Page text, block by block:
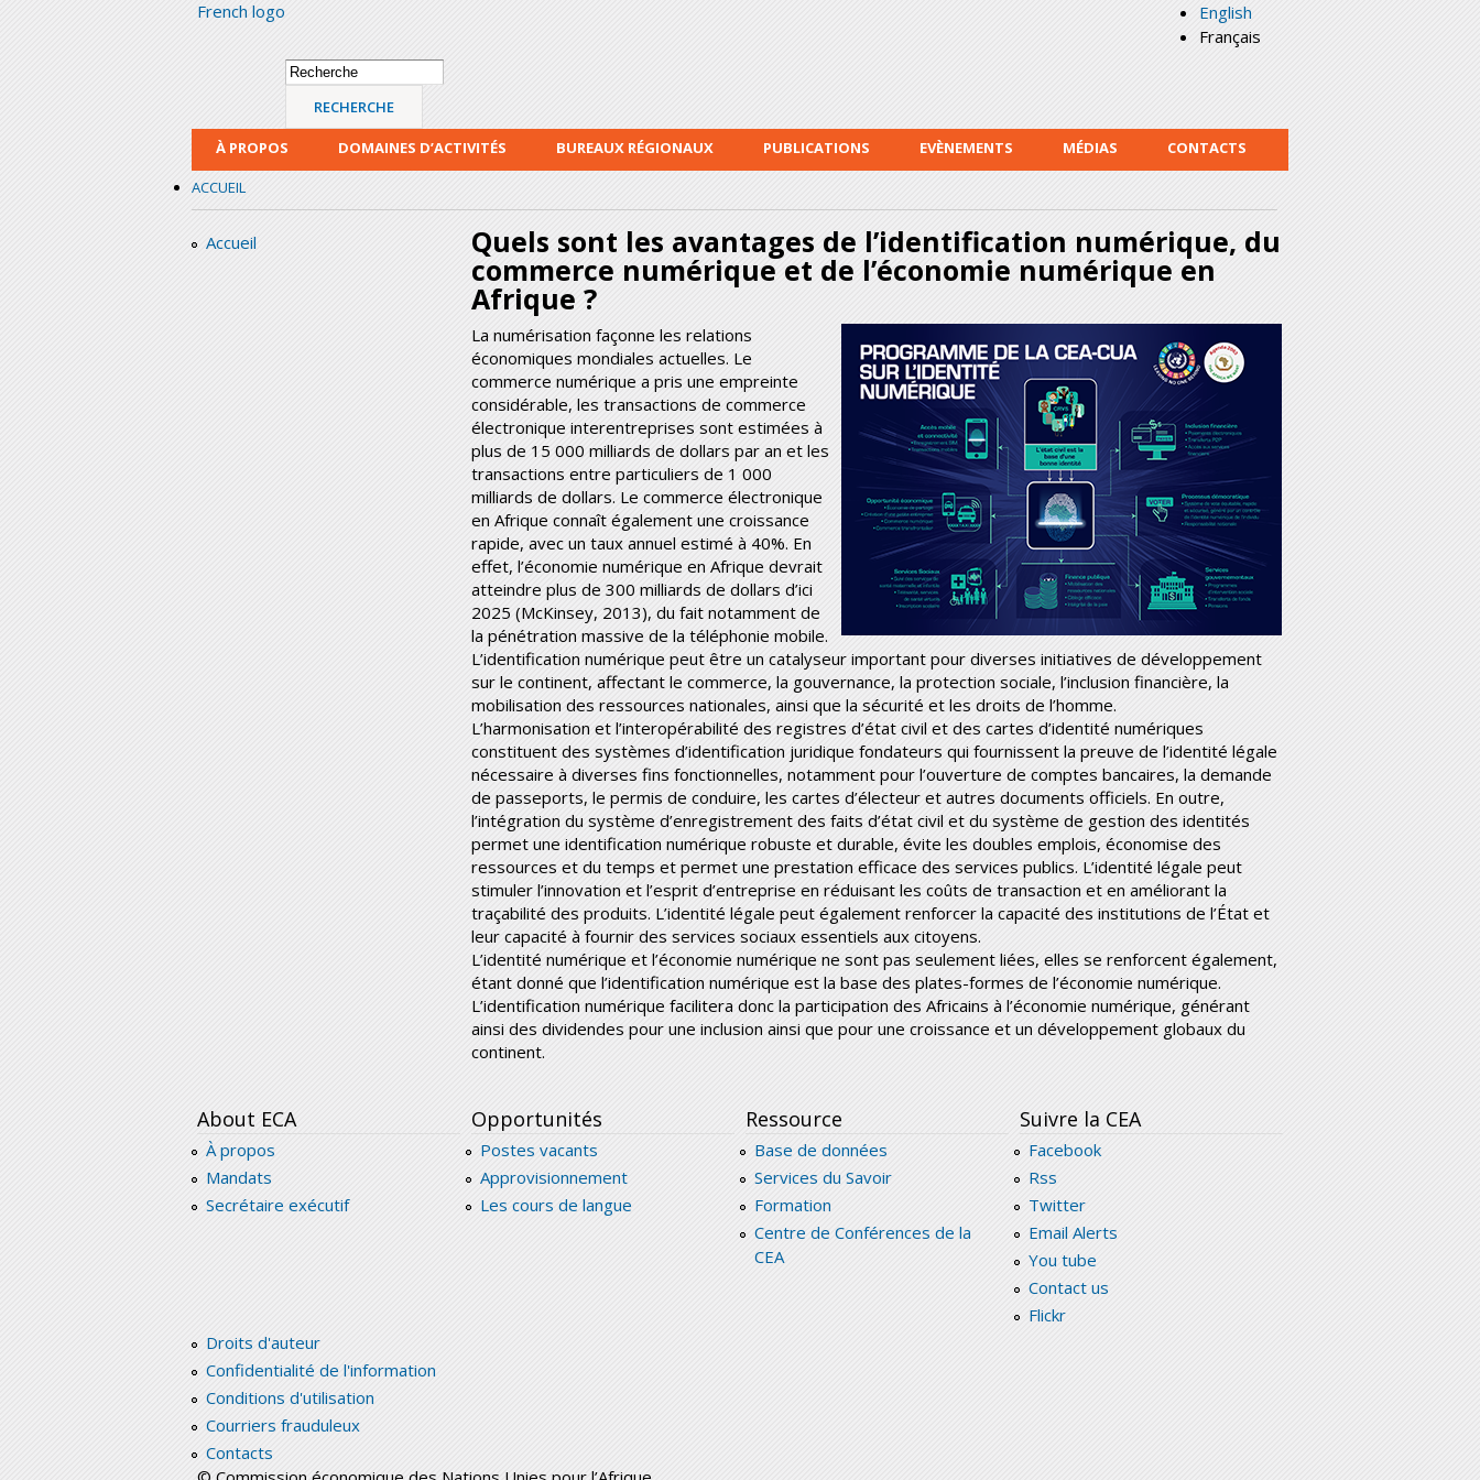
French logo
English
Français
Formulaire de
recherche
Recherche
À PROPOS DOMAINES D’ACTIVITÉS BUREAUX RÉGIONAUX PUBLICATIONS EVÈNEMENTS MÉDIAS
CONTACTS
ACCUEIL
Accueil Quels sont les avantages de l’identification numérique, du
commerce numérique et de l’économie numérique en
Afrique ?
La numérisation façonne les relations
économiques mondiales actuelles. Le
commerce numérique a pris une empreinte
considérable, les transactions de commerce
électronique interentreprises sont estimées à
plus de 15 000 milliards de dollars par an et les
transactions entre particuliers de 1 000
milliards de dollars. Le commerce électronique
en Afrique connaît également une croissance
rapide, avec un taux annuel estimé à 40%. En
effet, l’économie numérique en Afrique devrait
atteindre plus de 300 milliards de dollars d’ici
2025 (McKinsey, 2013), du fait notamment de
la pénétration massive de la téléphonie mobile.
L’identification numérique peut être un catalyseur important pour diverses initiatives de développement
sur le continent, affectant le commerce, la gouvernance, la protection sociale, l’inclusion financière, la
mobilisation des ressources nationales, ainsi que la sécurité et les droits de l’homme.
L’harmonisation et l’interopérabilité des registres d’état civil et des cartes d’identité numériques
constituent des systèmes d’identification juridique fondateurs qui fournissent la preuve de l’identité légale
nécessaire à diverses fins fonctionnelles, notamment pour l’ouverture de comptes bancaires, la demande
de passeports, le permis de conduire, les cartes d’électeur et autres documents officiels. En outre,
l’intégration du système d’enregistrement des faits d’état civil et du système de gestion des identités
permet une identification numérique robuste et durable, évite les doubles emplois, économise des
ressources et du temps et permet une prestation efficace des services publics. L’identité légale peut
stimuler l’innovation et l’esprit d’entreprise en réduisant les coûts de transaction et en améliorant la
traçabilité des produits. L’identité légale peut également renforcer la capacité des institutions de l’État et
leur capacité à fournir des services sociaux essentiels aux citoyens.
L’identité numérique et l’économie numérique ne sont pas seulement liées, elles se renforcent également,
étant donné que l’identification numérique est la base des plates-formes de l’économie numérique.
L’identification numérique facilitera donc la participation des Africains à l’économie numérique, générant
ainsi des dividendes pour une inclusion ainsi que pour une croissance et un développement globaux du
continent.
About ECA
À propos
Mandats
Secrétaire exécutif
Opportunités
Postes vacants
Approvisionnement
Les cours de langue
Ressource
Base de données
Services du Savoir
Formation
Centre de Conférences de la
CEA
Suivre la CEA
Facebook
Rss
Twitter
Email Alerts
You tube
Contact us
Flickr
Droits d'auteur
Confidentialité de l'information
Conditions d'utilisation
Courriers frauduleux
Contacts